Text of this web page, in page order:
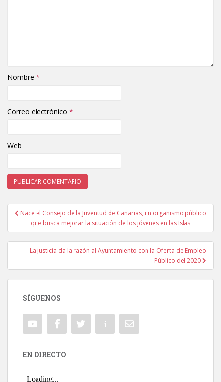
Nombre *
Correo electrónico *
Web
Navegación de entradas
Nace el Consejo de la Juventud de Canarias, un organismo público
que busca mejorar la situación de los jóvenes en las Islas
La justicia da la razón al Ayuntamiento con la Oferta de Empleo
Público del 2020
SÍGUENOS
EN DIRECTO